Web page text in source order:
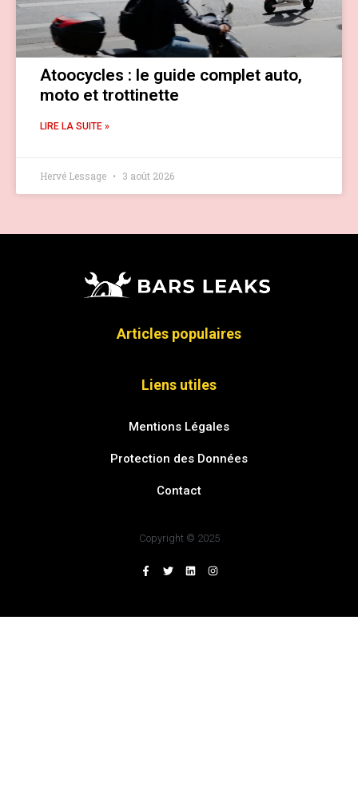
Atoocycles : le guide complet auto,
moto et trottinette
LIRE LA SUITE »
Hervé Lessage 3 août 2026
Articles populaires
Liens utiles
Mentions Légales
Protection des Données
Contact
Copyright © 2025